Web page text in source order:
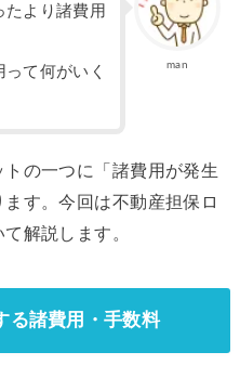
man
たより諸費用
って何がいく
の一つに「諸費用が発生
す。今回は不動産担保ロ
解説します。
る諸費用・手数料